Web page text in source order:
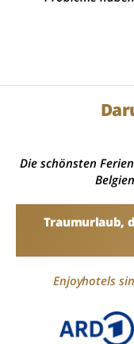
Die schönsten
Traumurlaub,
Enjoyhotels